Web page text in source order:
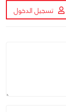
تسجيل الدخول